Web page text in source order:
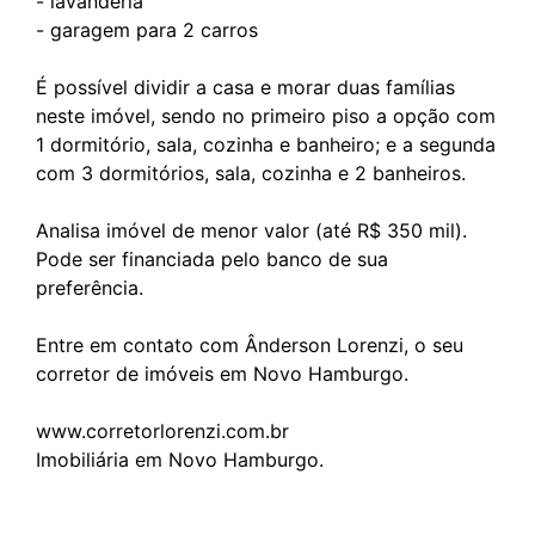
- garagem para 2 carros
É possível dividir a casa e morar duas famílias
neste imóvel, sendo no primeiro piso a opção com
1 dormitório, sala, cozinha e banheiro; e a segunda
com 3 dormitórios, sala, cozinha e 2 banheiros.
Analisa imóvel de menor valor (até R$ 350 mil).
Pode ser financiada pelo banco de sua
preferência.
Entre em contato com Ânderson Lorenzi, o seu
corretor de imóveis em Novo Hamburgo.
www.corretorlorenzi.com.br